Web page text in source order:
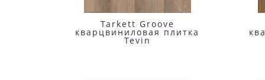
Tarkett Groove
кварцвиниловая плитка
Tevin